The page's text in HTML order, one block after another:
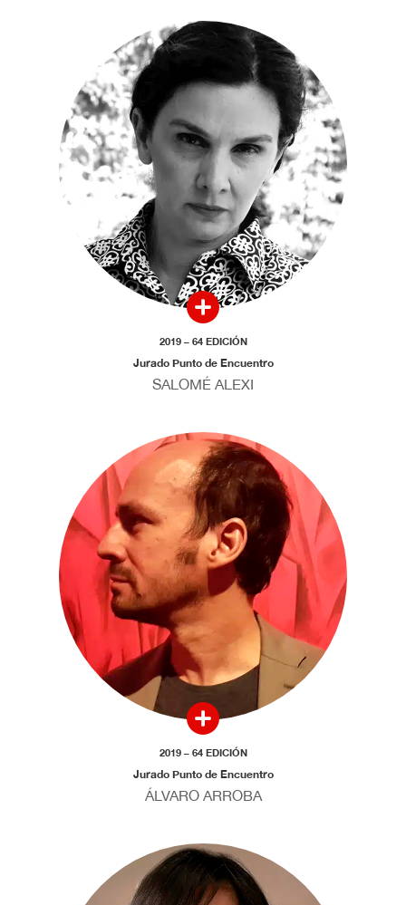
2019 – 64 EDICIÓN
Jurado Punto de Encuentro
SALOMÉ ALEXI
2019 – 64 EDICIÓN
Jurado Punto de Encuentro
ÁLVARO ARROBA